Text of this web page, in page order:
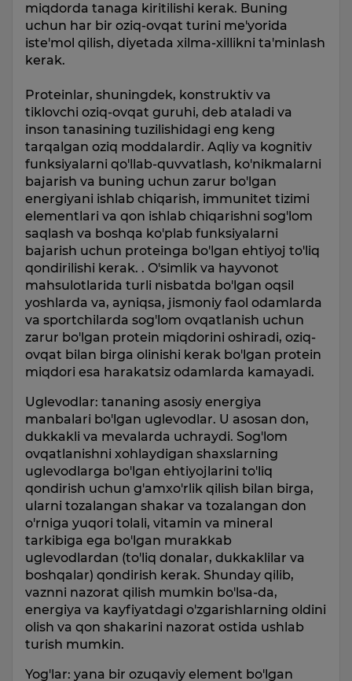
miqdorda tanaga kiritilishi kerak. Buning
uchun har bir oziq-ovqat turini me'yorida
iste'mol qilish, diyetada xilma-xillikni ta'minlash
kerak.
Proteinlar, shuningdek, konstruktiv va
tiklovchi oziq-ovqat guruhi, deb ataladi va
inson tanasining tuzilishidagi eng keng
tarqalgan oziq moddalardir. Aqliy va kognitiv
funksiyalarni qo'llab-quvvatlash, ko'nikmalarni
bajarish va buning uchun zarur bo'lgan
energiyani ishlab chiqarish, immunitet tizimi
elementlari va qon ishlab chiqarishni sog'lom
saqlash va boshqa ko'plab funksiyalarni
bajarish uchun proteinga bo'lgan ehtiyoj to'liq
qondirilishi kerak. . O'simlik va hayvonot
mahsulotlarida turli nisbatda bo'lgan oqsil
yoshlarda va, ayniqsa, jismoniy faol odamlarda
va sportchilarda sog'lom ovqatlanish uchun
zarur bo'lgan protein miqdorini oshiradi, oziq-
ovqat bilan birga olinishi kerak bo'lgan protein
miqdori esa harakatsiz odamlarda kamayadi.
Uglevodlar: tananing asosiy energiya
manbalari bo'lgan uglevodlar. U asosan don,
dukkakli va mevalarda uchraydi. Sog'lom
ovqatlanishni xohlaydigan shaxslarning
uglevodlarga bo'lgan ehtiyojlarini to'liq
qondirish uchun g'amxo'rlik qilish bilan birga,
ularni tozalangan shakar va tozalangan don
o'rniga yuqori tolali, vitamin va mineral
tarkibiga ega bo'lgan murakkab
uglevodlardan (to'liq donalar, dukkaklilar va
boshqalar) qondirish kerak. Shunday qilib,
vaznni nazorat qilish mumkin bo'lsa-da,
energiya va kayfiyatdagi o'zgarishlarning oldini
olish va qon shakarini nazorat ostida ushlab
turish mumkin.
Yog'lar: yana bir ozuqaviy element bo'lgan